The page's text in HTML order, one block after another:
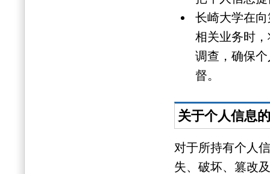
长崎大学在
相关业务时
调查，确保
督。
关于个人信息
对于所持有个人
失、破坏、篡改